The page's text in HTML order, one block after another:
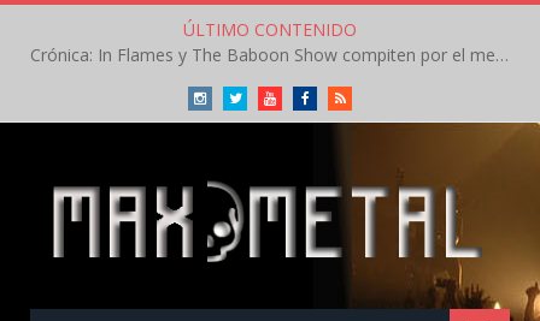
ÚLTIMO CONTENIDO
Crónica: In Flames y The Baboon Show compiten por el mejor concierto del día en el Leyendas del Rock – Viernes – Agosto 2026
InstagramTwitterYoutubeFacebookRSS